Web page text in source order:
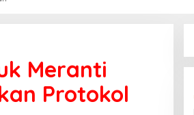
Meranti
Protokol